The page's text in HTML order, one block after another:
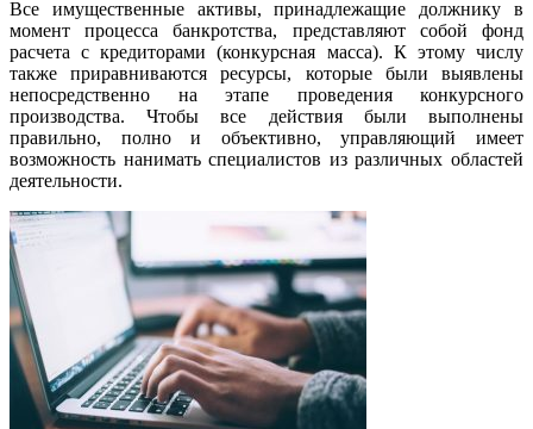
Все имущественные активы, принадлежащие должнику в
момент процесса банкротства, представляют собой фонд
расчета с кредиторами (конкурсная масса). К этому числу
также приравниваются ресурсы, которые были выявлены
непосредственно на этапе проведения конкурсного
производства. Чтобы все действия были выполнены
правильно, полно и объективно, управляющий имеет
возможность нанимать специалистов из различных областей
деятельности.